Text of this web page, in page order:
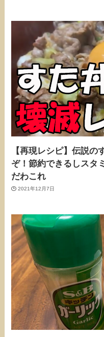
【再現レシピ】伝説の
ぞ！節約できるしスタ
だわこれ
2021年12月7日